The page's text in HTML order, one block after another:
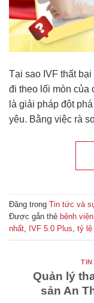
Tại sao IVF thất
đi theo lối mòn của
là giải pháp đột
yêu. Bằng việc rà
Đăng trong Tin tức và
Được gắn thẻ bệnh
nhất, IVF 5.0 Plus, tỷ lệ
Quản lý
sản An